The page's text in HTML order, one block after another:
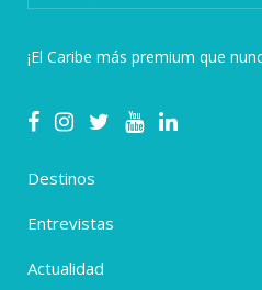
¡El Caribe más premium que
Destinos
Entrevistas
Actualidad